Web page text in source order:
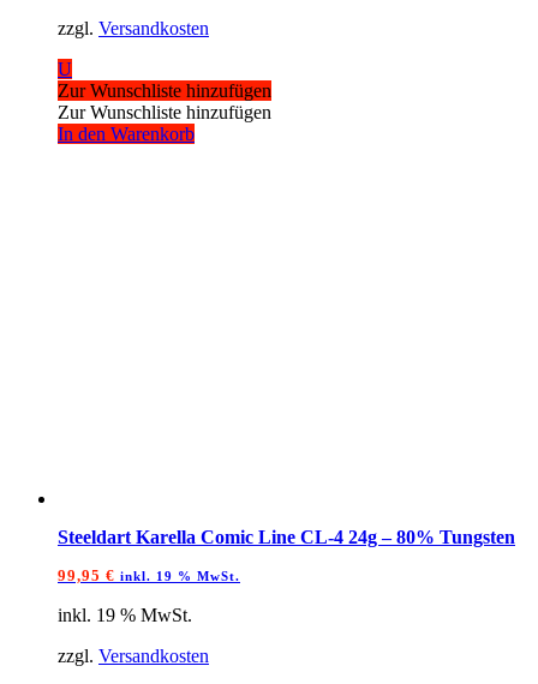
zzgl. Versandkosten
U
Zur Wunschliste hinzufügen
Zur Wunschliste hinzufügen
In den Warenkorb
Steeldart Karella Comic Line CL‑4 24g – 80% Tungsten
99,95 € inkl. 19 % MwSt.
inkl. 19 % MwSt.
zzgl. Versandkosten